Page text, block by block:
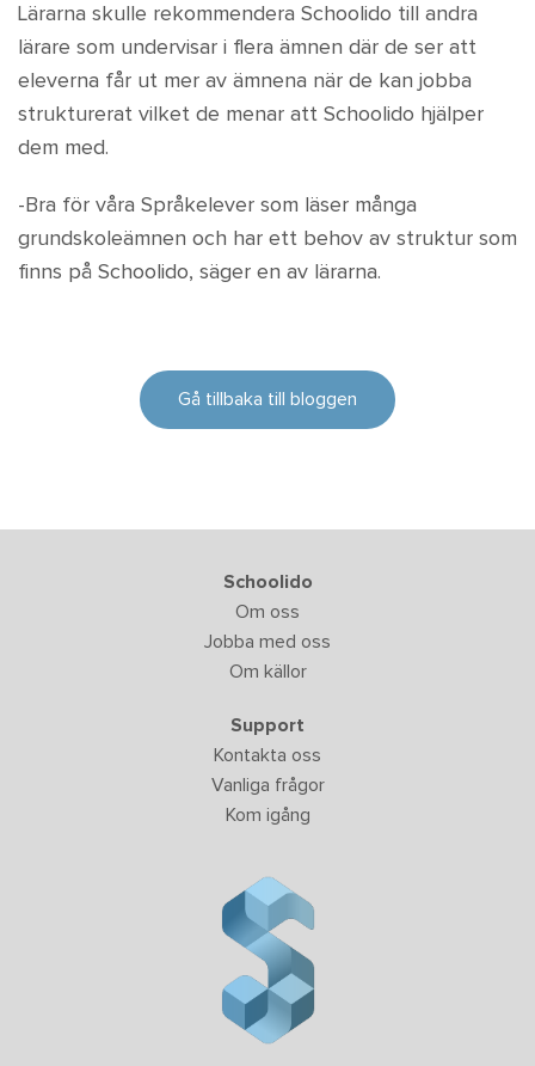
Lärarna skulle rekommendera Schoolido till andra
lärare som undervisar i flera ämnen där de ser att
eleverna får ut mer av ämnena när de kan jobba
strukturerat vilket de menar att Schoolido hjälper
dem med.
-Bra för våra Språkelever som läser många
grundskoleämnen och har ett behov av struktur som
finns på Schoolido, säger en av lärarna.
Gå tillbaka till bloggen
Schoolido
Om oss
Jobba med oss
Om källor
Support
Kontakta oss
Vanliga frågor
Kom igång